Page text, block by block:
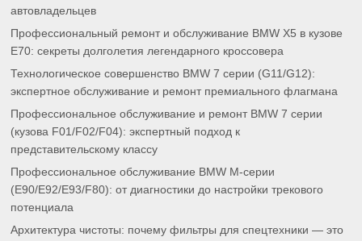
автовладельцев
Профессиональный ремонт и обслуживание BMW X5 в кузове
E70: секреты долголетия легендарного кроссовера
Технологическое совершенство BMW 7 серии (G11/G12):
экспертное обслуживание и ремонт премиального флагмана
Профессиональное обслуживание и ремонт BMW 7 серии
(кузова F01/F02/F04): экспертный подход к
представительскому классу
Профессиональное обслуживание BMW M-серии
(E90/E92/E93/F80): от диагностики до настройки трекового
потенциала
Архитектура чистоты: почему фильтры для спецтехники — это